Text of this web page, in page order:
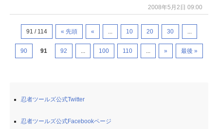
2008年5月2日 09:00
91 / 114 « 先頭 « ... 10 20 30 ...
90 91 92 ... 100 110 ... » 最後 »
忍者ツールズ公式Twitter
忍者ツールズ公式Facebookページ